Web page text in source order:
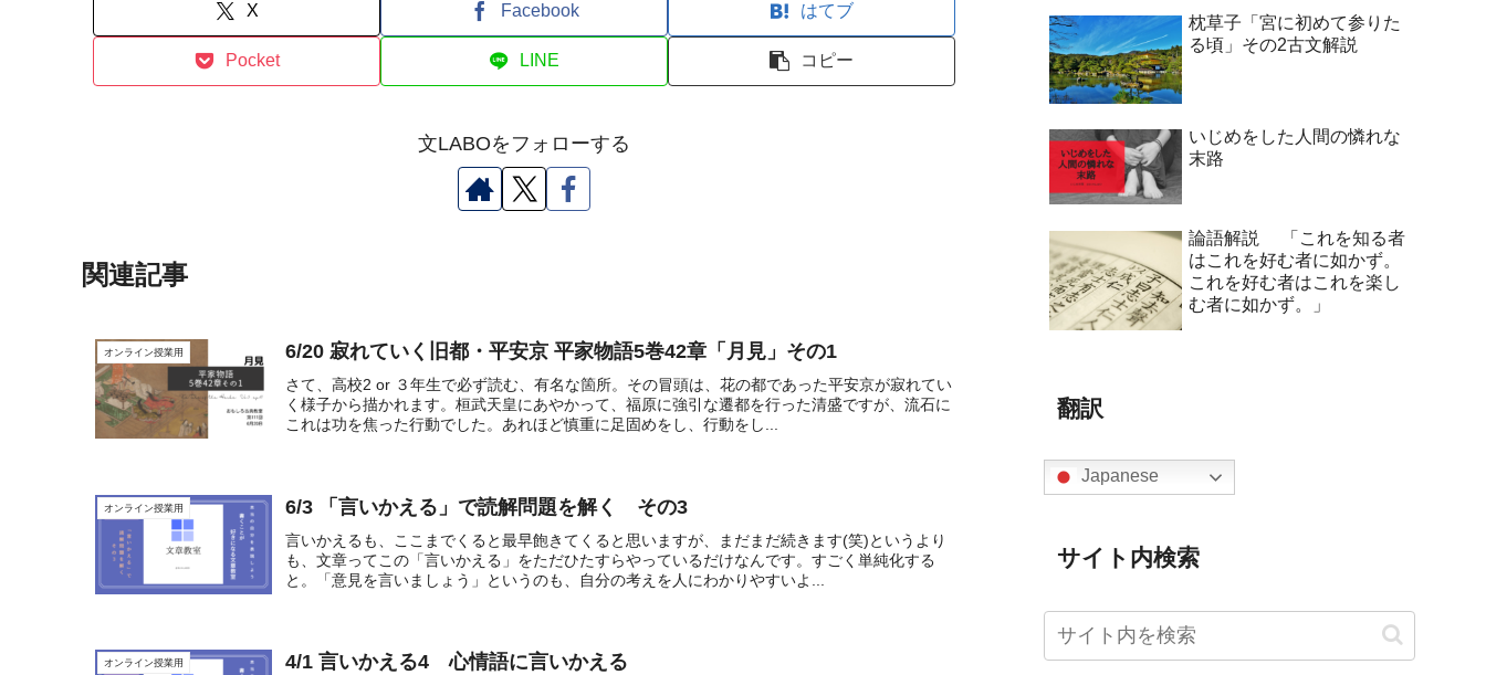
X Facebook はてブ
Pocket LINE コピー
文LABOをフォローする
関連記事
オンライン授業用 6/20 寂れていく旧都・平安京 平家物語5巻42章「月見」その1
さて、高校2 or ３年生で必ず読む、有名な箇所。その冒頭は、花の都であった平安京が寂れてい
く様子から描かれます。桓武天皇にあやかって、福原に強引な遷都を行った清盛ですが、流石に
これは功を焦った行動でした。あれほど慎重に足固めをし、行動をし...
オンライン授業用 6/3 「言いかえる」で読解問題を解く その3
言いかえるも、ここまでくると最早飽きてくると思いますが、まだまだ続きます(笑)というより
も、文章ってこの「言いかえる」をただひたすらやっているだけなんです。すごく単純化する
と。「意見を言いましょう」というのも、自分の考えを人にわかりやすいよ...
オンライン授業用 4/1 言いかえる4 心情語に言いかえる
枕草子「宮に初めて参りた
る頃」その2古文解説
いじめをした人間の憐れな
末路
論語解説 「これを知る者
はこれを好む者に如かず。
これを好む者はこれを楽し
む者に如かず。」
翻訳
Japanese
サイト内検索